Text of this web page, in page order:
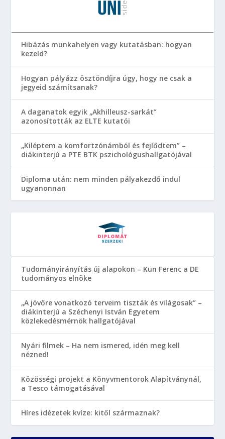
Hibázás munkahelyen vagy kutatásban: hogyan
kezeld?
Hogyan pályázz ösztöndíjra úgy, hogy ne csak a
jegyeid számítsanak?
A daganatok egyik „Akhilleusz-sarkát”
azonosították az ELTE kutatói
„Kiléptem a komfortzónámból és fejlődtem” –
diákinterjú a PTE BTK pszichológushallgatójával
Diploma után: nem minden pályakezdő indul
ugyanonnan
Tudományirányítás új alapokon – Kun Ferenc a DE
tudományos elnöke
„A jövőre vonatkozó terveim tiszták és világosak” –
diákinterjú a Széchenyi István Egyetem
közlekedésmérnök hallgatójával
Nyári filmek – Ha nem ismered, idén meg kell
nézned!
Közösségi projekt a Könyvmentorok Alapítványnál,
a Tesco támogatásával
Híres idézetek kvíze: kitől származnak?